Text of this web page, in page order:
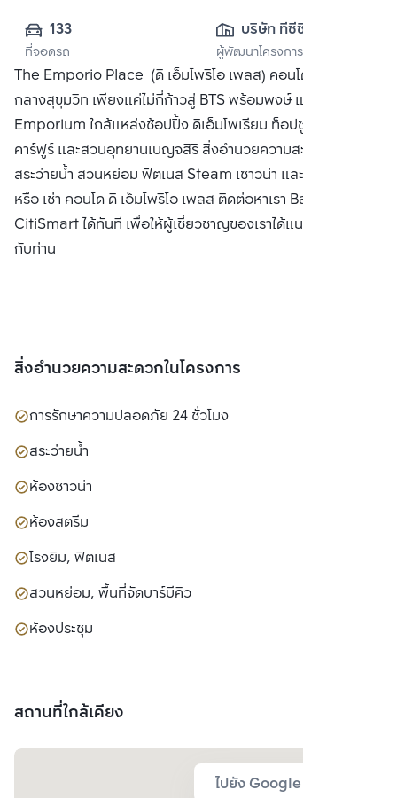
133
ที่จอดรถ
บริษัท ทีซีซี
แคปปิตอล แลนด์
จำกัด
ผู้พัฒนาโครงการ
The Emporio Place (ดิ เอ็มโพริโอ เพลส) คอนโดมิเนียมหรู
กลางสุขุมวิท เพียงแค่ไม่กี่ก้าวสู่ BTS พร้อมพงษ์ และห้าง The
Emporium ใกล้แหล่งช้อปปิ้ง ดิเอ็มโพเรียม ท็อปซูเปอร์มาร์เก็ต
คาร์ฟูร์ และสวนอุทยานเบญจสิริ สิ่งอำนวยความสะดวก ล็อบบี้
สระว่ายน้ำ สวนหย่อม ฟิตเนส Steam เซาวน่า และ รปภ ซื้อ ขาย
หรือ เช่า คอนโด ดิ เอ็มโพริโอ เพลส ติดต่อหาเรา Bangkok
CitiSmart ได้ทันที เพื่อให้ผู้เชี่ยวชาญของเราได้แนะนำคอนโดให้
กับท่าน
สิ่งอำนวยความสะดวกในโครงการ
การรักษาความปลอดภัย 24 ชั่วโมง
สระว่ายน้ำ
ห้องซาวน่า
ห้องสตรีม
โรงยิม, ฟิตเนส
สวนหย่อม, พื้นที่จัดบาร์บีคิว
ห้องประชุม
สถานที่ใกล้เคียง
ไปยัง Google Map